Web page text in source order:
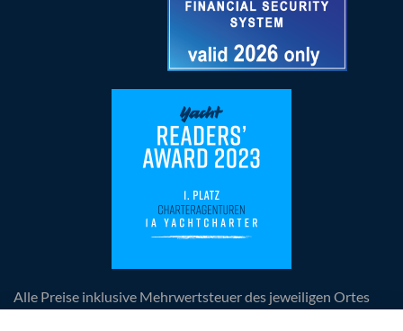
Alle Preise inklusive Mehrwertsteuer des jeweiligen Ortes